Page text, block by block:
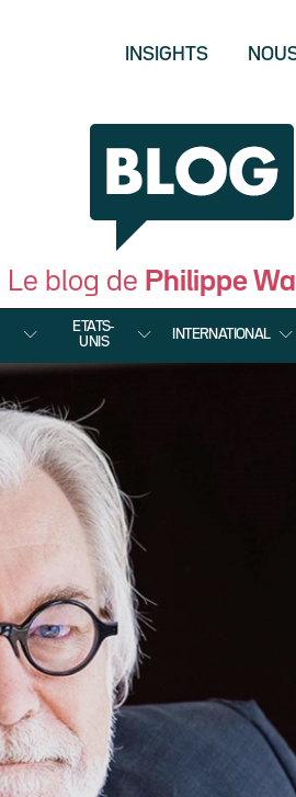
INSIGHTS
Le blog de Philippe
ETATS-
UNIS
INTERNATIONAL